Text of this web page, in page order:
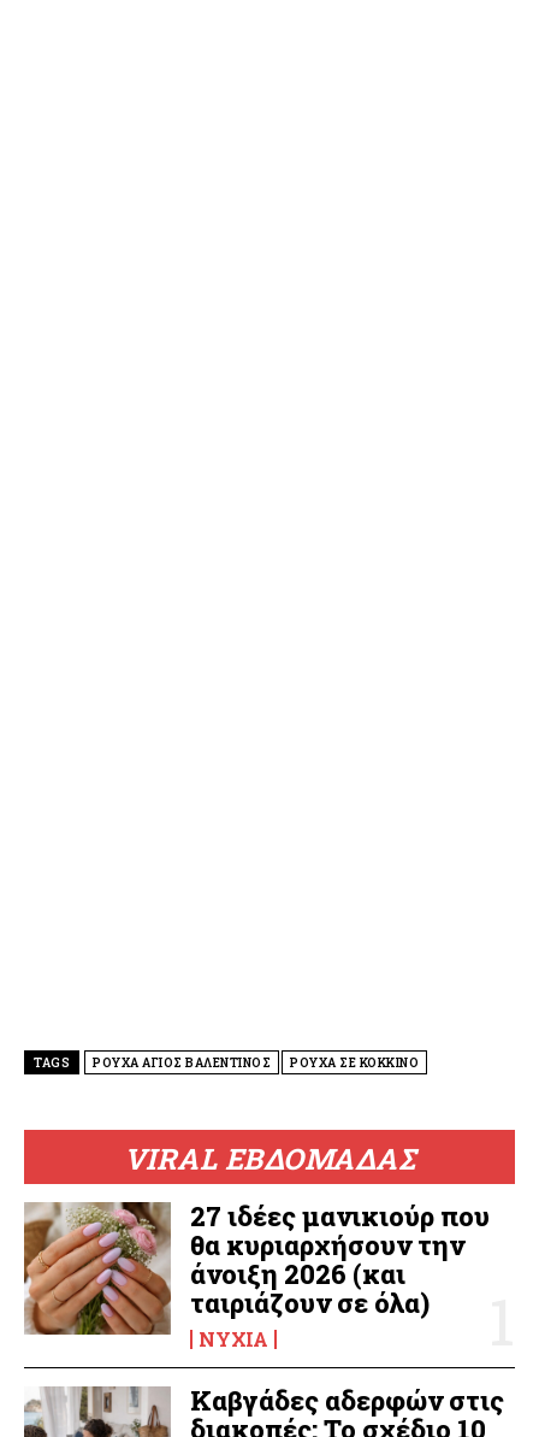
VIRAL ΕΒΔΟΜΑΔΑΣ
27 ιδέες μανικιούρ που
θα κυριαρχήσουν την
άνοιξη 2026 (και
ταιριάζουν σε όλα)
ΝΎΧΙΑ
Καβγάδες αδερφών στις
διακοπές: Το σχέδιο 10
TAGS ΡΟΥΧΑ ΑΓΙΟΣ ΒΑΛΕΝΤΙΝΟΣ ΡΟΥΧΑ ΣΕ ΚΟΚΚΙΝΟ